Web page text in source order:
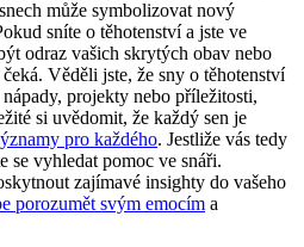
může symbolizovat nový
sníte o těhotenství a jste ve
odraz vašich skrytých obav nebo
Věděli jste, že sny o těhotenství
projekty nebo příležitosti,
si uvědomit, že každý sen je
pro každého. Jestliže vás tedy
se vyhledat pomoc ve snáři.
zajímavé insighty do vašeho
porozumět svým emocím a